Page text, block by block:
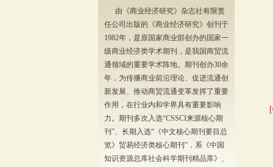
由《商业经济研究》杂志社有限责
任公司出版的《商业经济研究》创刊于
1982年，是原国家商业部创办的国家一
级商业经济类学术期刊，是我国商贸流
通领域的重要学术阵地。期刊创办30余
年，为传播商业前沿理论、促进流通创
新发展、推动商贸流通变革发挥了重要
作用，在行业内和学界具有重要影响
力。期刊多次入选“CSSCI来源核心期
刊”、长期入选“《中文核心期刊要目总
览》贸易经济类核心期刊”，系《中国
知识资源总库社会科学期刊精品库》、